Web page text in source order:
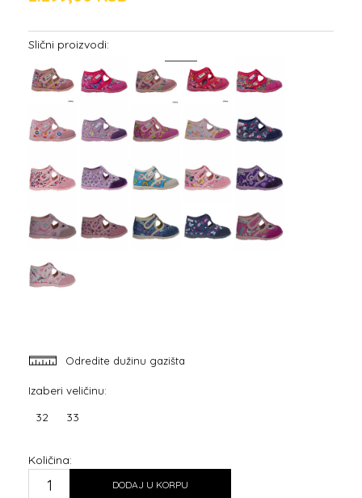
Slični proizvodi:
Odredite dužinu gazišta
Izaberi veličinu:
32 33
Količina:
DODAJ U KORPU